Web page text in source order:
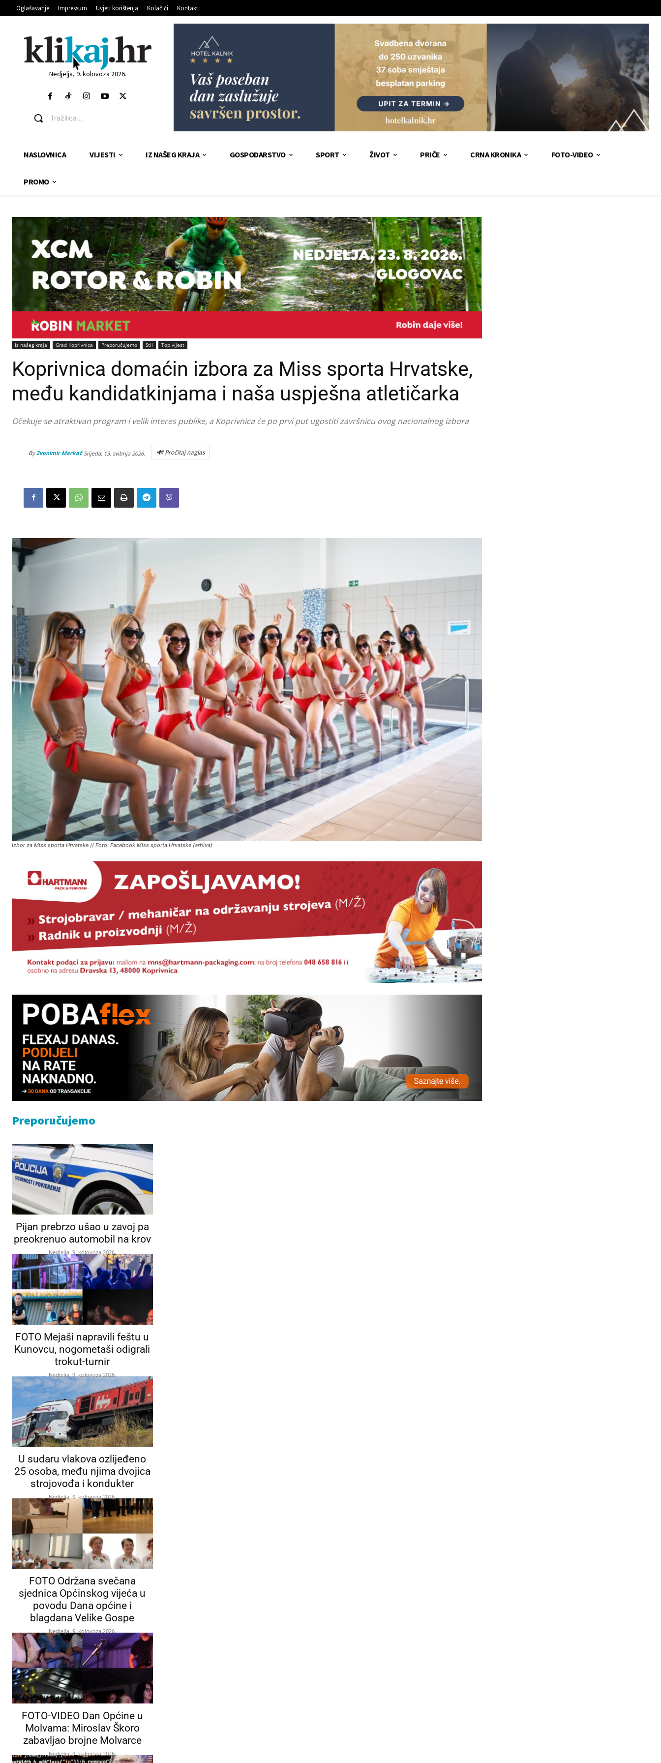
Oglašavanje Impressum Uvjeti korištenja Kolačići Kontakt
Nedjelja, 9. kolovoza 2026.
Tražilica...
NASLOVNICA VIJESTI IZ NAŠEG KRAJA GOSPODARSTVO SPORT ŽIVOT PRIČE CRNA KRONIKA FOTO-VIDEO
PROMO
Iz našeg kraja Grad Koprivnica Preporučujemo Stil Top vijest
Koprivnica domaćin izbora za Miss sporta Hrvatske,
među kandidatkinjama i naša uspješna atletičarka
Očekuje se atraktivan program i velik interes publike, a Koprivnica će po prvi put ugostiti završnicu ovog nacionalnog izbora
By Zvonimir Markač Srijeda, 13. svibnja 2026. 🔊 Pročitaj naglas
Izbor za Miss sporta Hrvatske // Foto: Facebook Miss sporta Hrvatske (arhiva)
Preporučujemo
Pijan prebrzo ušao u zavoj pa
preokrenuo automobil na krov
Nedjelja, 9. kolovoza 2026.
FOTO Mejaši napravili feštu u
Kunovcu, nogometaši odigrali
trokut-turnir
Nedjelja, 9. kolovoza 2026.
U sudaru vlakova ozlijeđeno
25 osoba, među njima dvojica
strojovođa i kondukter
Nedjelja, 9. kolovoza 2026.
FOTO Održana svečana
sjednica Općinskog vijeća u
povodu Dana općine i
blagdana Velike Gospe
Nedjelja, 9. kolovoza 2026.
FOTO-VIDEO Dan Općine u
Molvama: Miroslav Škoro
zabavljao brojne Molvarce
Nedjelja, 9. kolovoza 2026.